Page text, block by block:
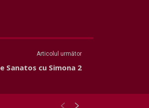
Articolul următor
Sanatos cu Simona 2